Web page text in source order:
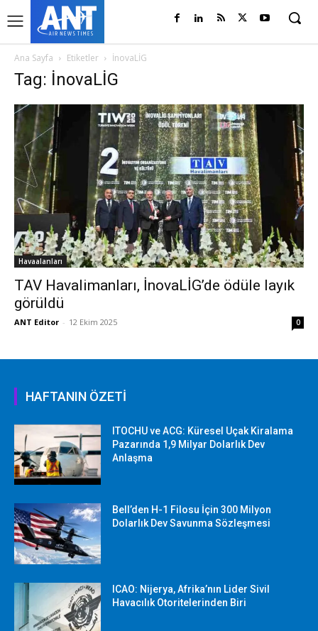
Ana Sayfa Etiketler İnovaLİG
Tag: İnovaLİG
Havaalanları
TAV Havalimanları, İnovaLİG’de ödüle layık
görüldü
ANT Editor - 12 Ekim 2025 0
HAFTANIN ÖZETİ
ITOCHU ve ACG: Küresel Uçak Kiralama
Pazarında 1,9 Milyar Dolarlık Dev
Anlaşma
Bell’den H-1 Filosu İçin 300 Milyon
Dolarlık Dev Savunma Sözleşmesi
ICAO: Nijerya, Afrika’nın Lider Sivil
Havacılık Otoritelerinden Biri